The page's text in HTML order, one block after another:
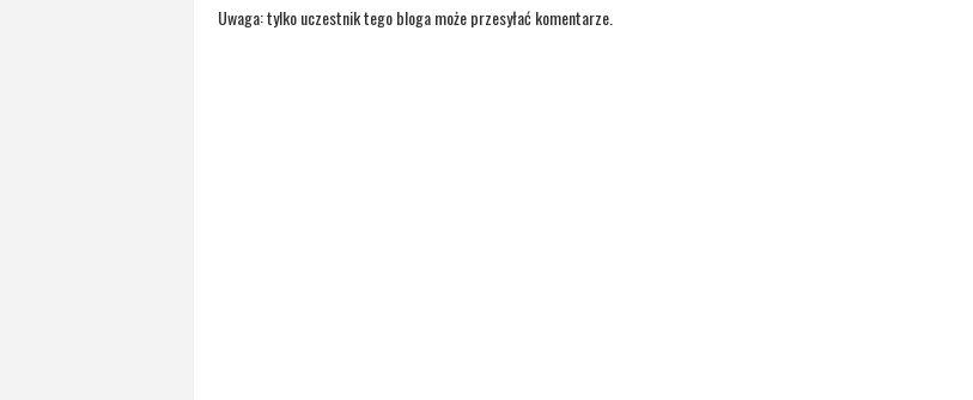
Uwaga: tylko uczestnik tego bloga może przesyłać komentarze.